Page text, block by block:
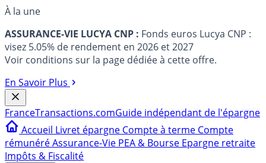
À la une
ASSURANCE-VIE LUCYA CNP : Fonds euros Lucya CNP :
visez 5.05% de rendement en 2026 et 2027
Voir conditions sur la page dédiée à cette offre.
En Savoir Plus
FranceTransactions.comGuide indépendant de l'épargne
Accueil Livret épargne Compte à terme Compte
rémunéréAssurance-Vie PEA & Bourse Epargne retraite
Impôts & Fiscalité